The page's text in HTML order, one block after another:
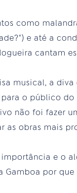
como
e até a
cantam
musical, a
o público
não foi fazer
as obras mais
e o
Gamboa por